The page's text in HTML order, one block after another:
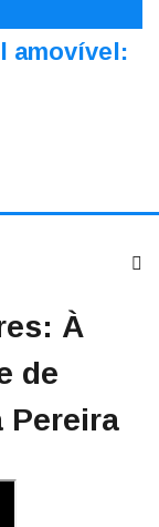
amovível:
À
de
Pereira